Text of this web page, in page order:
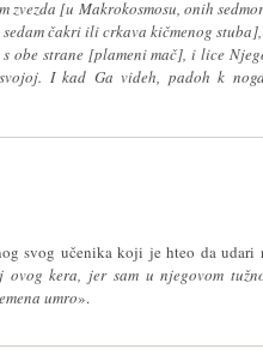
zvezda [u Makrokosmosu, onih
čakri ili crkava kičmenog
obe strane [plameni mač], i lice
I kad Ga videh, padoh k
svog učenika koji je hteo da udari
ovog kera, jer sam u njegovom
umro».